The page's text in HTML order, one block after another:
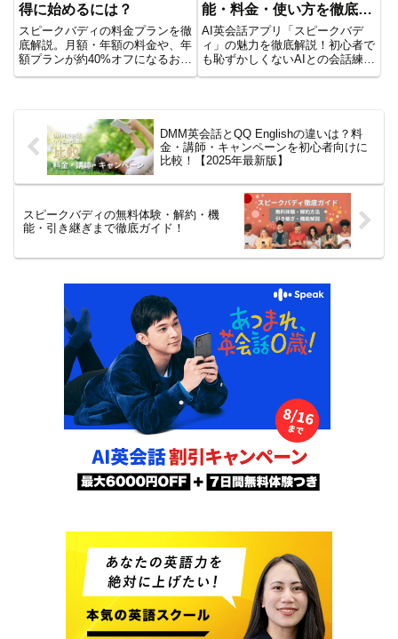
得に始めるには？
スピークバディの料金プランを徹
底解説。月額・年額の料金や、年
額プランが約40%オフになるお得
な仕組みをご紹介。さらに、無料
金・特徴比較も掲載。自分に合っ
たAI英会話アプリを見つけて、効
率的に英語学習を始めましょう。
能・料金・使い方を徹底解
説！
AI英会話アプリ「スピークバデ
ィ」の魅力を徹底解説！初心者で
も恥ずかしくないAIとの会話練
習、最新機能BuddyChat、料金プ
DMM英会話とQQ Englishの違いは？料
金・講師・キャンペーンを初心者向けに
比較！【2025年最新版】
スピークバディの無料体験・解約・機
能・引き継ぎまで徹底ガイド！